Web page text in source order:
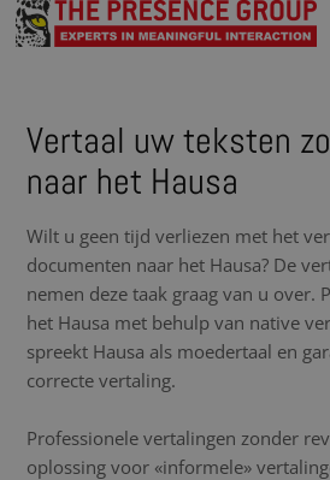
Vertaal uw teksten
naar het Hausa
Wilt u geen tijd verliezen met het
documenten naar het Hausa? De
nemen deze taak graag van u over.
het Hausa met behulp van native
spreekt Hausa als moedertaal en
correcte vertaling.
Professionele vertalingen zonder
oplossing voor «informele»